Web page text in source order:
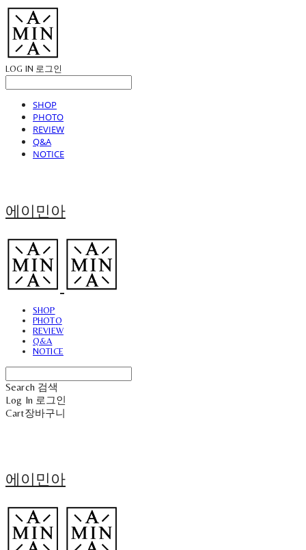
LOG IN 로그인
SHOP
PHOTO
REVIEW
Q&A
NOTICE
에이민아
SHOP
PHOTO
REVIEW
Q&A
NOTICE
Search 검색
Log In 로그인
Cart장바구니
에이민아